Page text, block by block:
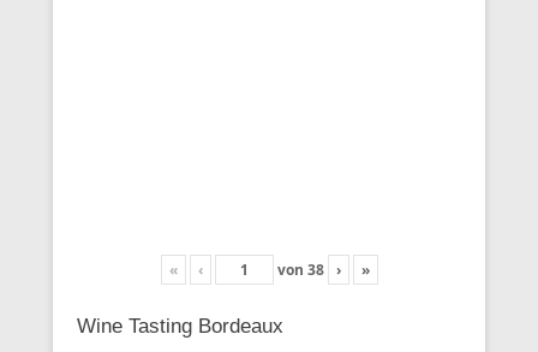
« ‹ von 38 › »
Wine Tasting Bordeaux